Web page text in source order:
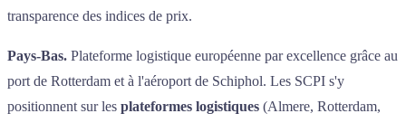
transparence des indices de prix.
Pays-Bas. Plateforme logistique européenne par excellence grâce au
port de Rotterdam et à l'aéroport de Schiphol. Les SCPI s'y
positionnent sur les plateformes logistiques (Almere, Rotterdam,